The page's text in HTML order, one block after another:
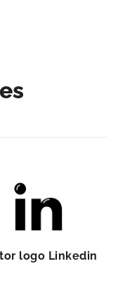
logo Linkedin